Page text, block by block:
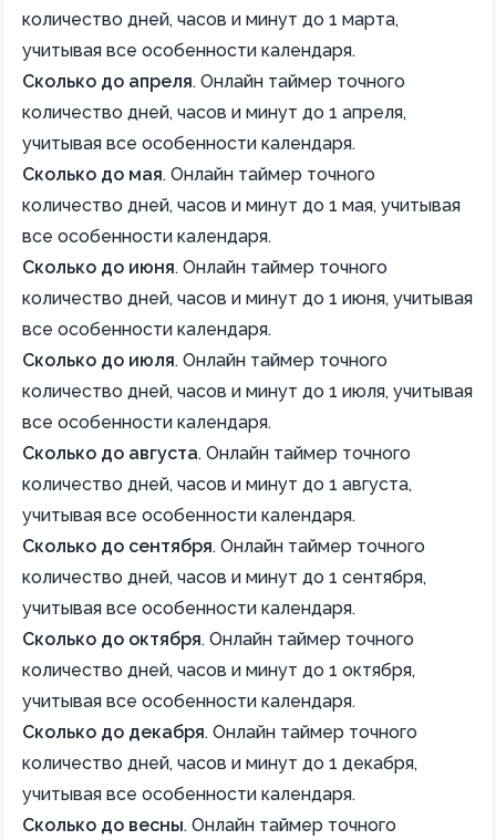
количество дней, часов и минут до 1 марта,
учитывая все особенности календаря.
Сколько до апреля. Онлайн таймер точного
количество дней, часов и минут до 1 апреля,
учитывая все особенности календаря.
Сколько до мая. Онлайн таймер точного
количество дней, часов и минут до 1 мая, учитывая
все особенности календаря.
Сколько до июня. Онлайн таймер точного
количество дней, часов и минут до 1 июня, учитывая
все особенности календаря.
Сколько до июля. Онлайн таймер точного
количество дней, часов и минут до 1 июля, учитывая
все особенности календаря.
Сколько до августа. Онлайн таймер точного
количество дней, часов и минут до 1 августа,
учитывая все особенности календаря.
Сколько до сентября. Онлайн таймер точного
количество дней, часов и минут до 1 сентября,
учитывая все особенности календаря.
Сколько до октября. Онлайн таймер точного
количество дней, часов и минут до 1 октября,
учитывая все особенности календаря.
Сколько до декабря. Онлайн таймер точного
количество дней, часов и минут до 1 декабря,
учитывая все особенности календаря.
Сколько до весны. Онлайн таймер точного